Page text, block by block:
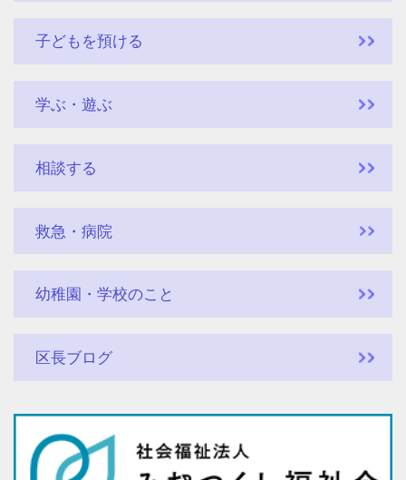
子どもを預ける
学ぶ・遊ぶ
相談する
救急・病院
幼稚園・学校のこと
区長ブログ